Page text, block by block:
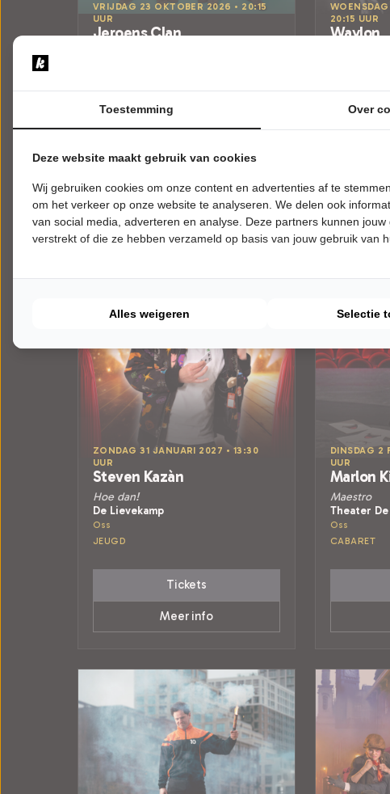
VRIJDAG 23 OKTOBER 2026 • 20:15
UUR
Jeroens Clan
20:15 UUR
Waylon
ZONDAG 31 JANUARI 2027 • 13:30
UUR
Steven Kazàn
Hoe dan!
De Lievekamp
Oss
JEUGD
Tickets
Meer info
DINSDAG 2
UUR
Marlon
Maestro
Theater
Oss
CABARET
Toestemming Over
Deze website maakt gebruik van cookies
Wij gebruiken cookies om onze content en advertenties af te
om het verkeer op onze website te analyseren. We delen ook
van social media, adverteren en analyse. Deze partners kunnen
verstrekt of die ze hebben verzameld op basis van jouw gebruik van
Alles weigeren Selectie